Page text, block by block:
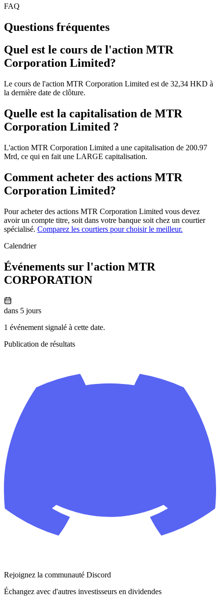
FAQ
Questions fréquentes
Quel est le cours de l'action MTR
Corporation Limited?
Le cours de l'action MTR Corporation Limited est de 32,34 HKD à
la dernière date de clôture.
Quelle est la capitalisation de MTR
Corporation Limited ?
L'action MTR Corporation Limited a une capitalisation de 200.97
Mrd, ce qui en fait une LARGE capitalisation.
Comment acheter des actions MTR
Corporation Limited?
Pour acheter des actions MTR Corporation Limited vous devez
avoir un compte titre, soit dans votre banque soit chez un courtier
spécialisé. Comparez les courtiers pour choisir le meilleur.
Calendrier
Événements sur l'action MTR
CORPORATION
dans 5 jours
1 événement signalé à cette date.
Publication de résultats
Rejoignez la communauté Discord
Échangez avec d'autres investisseurs en dividendes